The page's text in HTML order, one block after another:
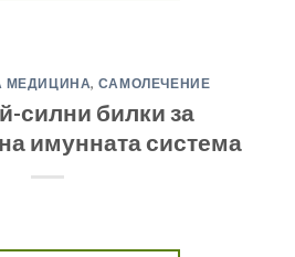
МЕДИЦИНА, САМОЛЕЧЕНИЕ
силни билки за
имунната система